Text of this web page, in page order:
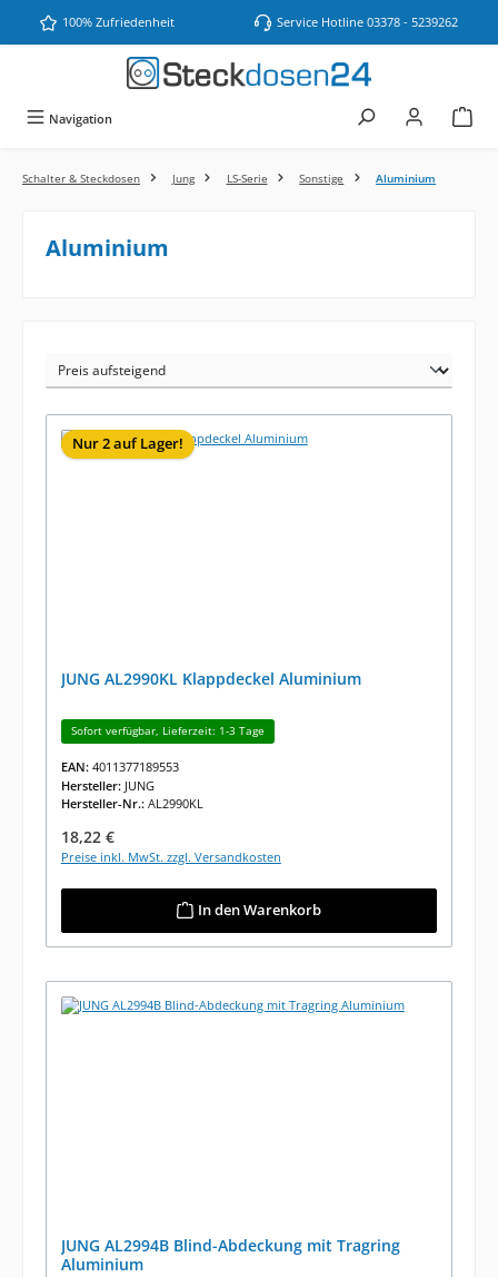
Zum Hauptinhalt springen
100% Zufriedenheit Service Hotline 03378 - 5239262
Navigation
Schalter & Steckdosen Jung LS-Serie Sonstige Aluminium
Aluminium
Nur 2 auf Lager!
JUNG AL2990KL Klappdeckel Aluminium
Sofort verfügbar, Lieferzeit: 1-3 Tage
EAN: 4011377189553
Hersteller: JUNG
Hersteller-Nr.: AL2990KL
Regulärer Preis:
18,22 €
Preise inkl. MwSt. zzgl. Versandkosten
In den Warenkorb
JUNG AL2994B Blind-Abdeckung mit Tragring
Aluminium